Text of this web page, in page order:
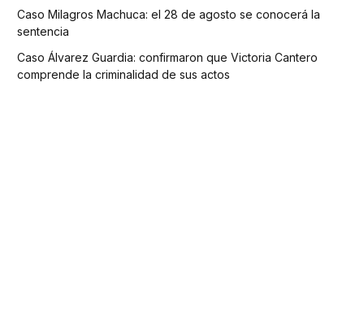
Caso Milagros Machuca: el 28 de agosto se conocerá la
sentencia
Caso Álvarez Guardia: confirmaron que Victoria Cantero
comprende la criminalidad de sus actos